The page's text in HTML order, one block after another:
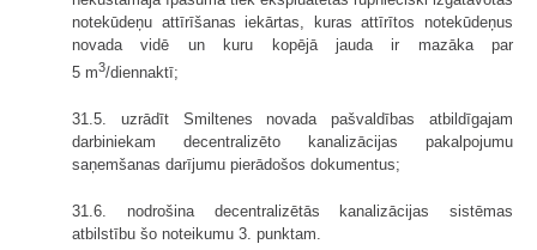
notekūdeņu attīrīšanas iekārtas, kuras attīrītos notekūdeņus
novada vidē un kuru kopējā jauda ir mazāka par
5 m3/diennaktī;
31.5. uzrādīt Smiltenes novada pašvaldības atbildīgajam
darbiniekam decentralizēto kanalizācijas pakalpojumu
saņemšanas darījumu pierādošos dokumentus;
31.6. nodrošina decentralizētās kanalizācijas sistēmas
atbilstību šo noteikumu 3. punktam.